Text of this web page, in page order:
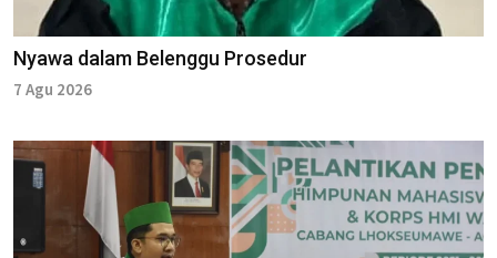
Nyawa dalam Belenggu Prosedur
7 Agu 2026